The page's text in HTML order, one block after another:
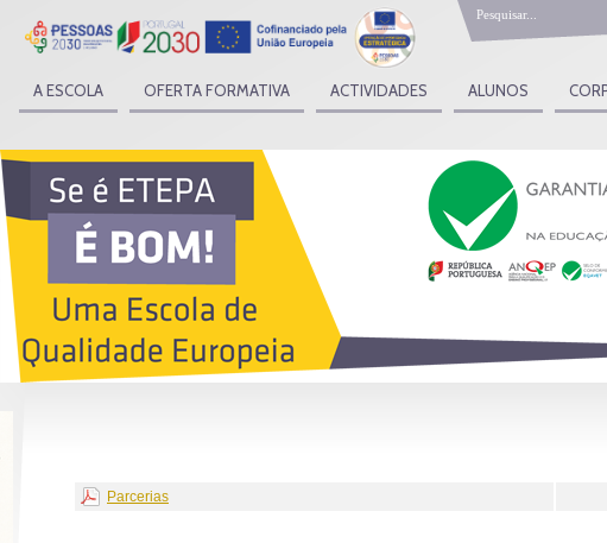
A ESCOLA OFERTA FORMATIVA ACTIVIDADES ALUNOS
Parcerias